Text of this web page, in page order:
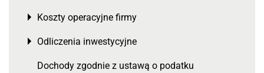
Koszty operacyjne firmy
Toggle menu
Odliczenia inwestycyjne
Toggle menu
Dochody zgodnie z ustawą o podatku